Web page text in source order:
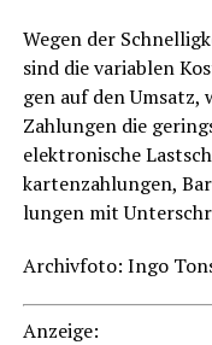
Wegen der
sind die varia­blen
gen auf den
Zah­lun­gen die
elek­tro­ni­sche
kar­ten­zah­lun­gen,
lun­gen mit
Archiv­fo­to: Ingo
Anzei­ge: